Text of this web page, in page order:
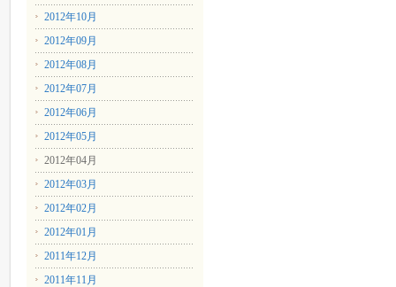
2012年10月
2012年09月
2012年08月
2012年07月
2012年06月
2012年05月
2012年04月
2012年03月
2012年02月
2012年01月
2011年12月
2011年11月